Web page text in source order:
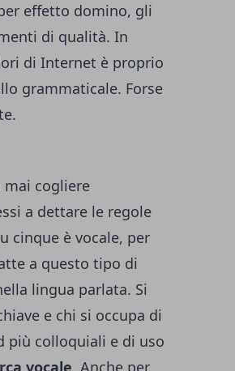
effetto domino, gli
di qualità. In
di Internet è proprio
grammaticale. Forse
cogliere
a dettare le regole
cinque è vocale, per
a questo tipo di
lingua parlata. Si
e chi si occupa di
più colloquiali e di uso
vocale . Anche per